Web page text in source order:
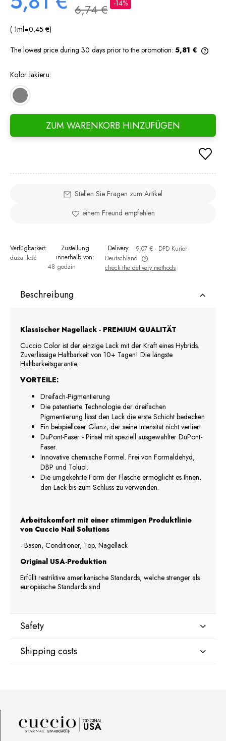
6,74 € -14%
( 1ml=0,45 €)
The lowest price during 30 days prior to the promotion: 5,81 €
Kolor lakieru:
ZUM WARENKORB HINZUFÜGEN
Stellen Sie Fragen zum Artikel
einem Freund empfehlen
Verfügbarkeit:
duża ilość
Zustellung
innerhalb von:
48 godzin
Delivery: 9,07 € - DPD Kurier
Deutschland
The price does not include any possible payment costs
check the delivery methods
Beschreibung
Klassischer Nagellack - PREMIUM QUALITÄT
Cuccio Color ist der einzige Lack mit der Kraft eines Hybrids.
Zuverlässige Haltbarkeit von 10+ Tagen! Die längste
Haltbarkeitsgarantie.
VORTEILE:
Dreifach-Pigmentierung
Die patentierte Technologie der dreifachen
Pigmentierung lässt den Lack die erste Schicht bedecken
Ein beispielloser Glanz, der seine Intensität nicht verliert.
DuPont-Faser - Pinsel mit speziell ausgewählter DuPont-
Faser.
Innovative chemische Formel. Frei von Formaldehyd,
DBP und Toluol.
Die umgekehrte Form der Flasche ermöglicht es Ihnen,
den Lack bis zum Schluss zu verwenden.
Arbeitskomfort mit einer stimmigen Produktlinie
von Cuccio Nail Solutions
- Basen, Conditioner, Top, Nagellack
Original USA-Produktion
Erfüllt restriktive amerikanische Standards, welche strenger als
europäische Standards sind
Safety
Manufacturer
800 762 6245
Shipping costs